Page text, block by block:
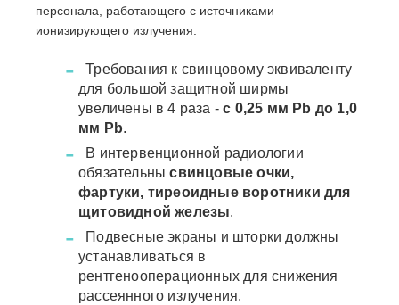
персонала, работающего с источниками
ионизирующего излучения.
Требования к свинцовому эквиваленту
для большой защитной ширмы
увеличены в 4 раза -с 0,25 мм Pb до 1,0
мм Pb.
В интервенционной радиологии
обязательнысвинцовые очки,
фартуки, тиреоидные воротники для
щитовидной железы.
Подвесные экраны и шторки должны
устанавливаться в
рентгенооперационных для снижения
рассеянного излучения.